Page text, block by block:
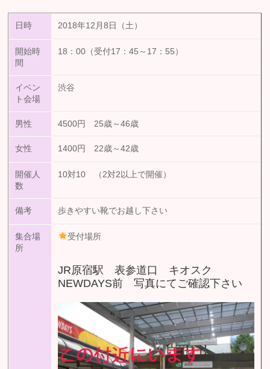
日時 2018年12月8日（土）
開始時
間
18：00（受付17：45～17：55）
イベン
ト会場
渋谷
男性 4500円 25歳～46歳
女性 1400円 22歳～42歳
開催人
数
10対10 （2対2以上で開催）
備考 歩きやすい靴でお越し下さい
集合場
所
受付場所
JR原宿駅 表参道口 キオスク
NEWDAYS前 写真にてご確認下さい